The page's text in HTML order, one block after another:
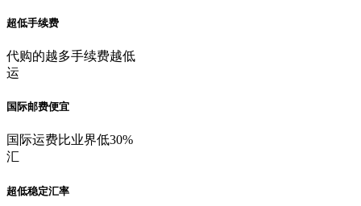
超低手续费
代购的越多手续费越低
运
国际邮费便宜
国际运费比业界低30%
汇
超低稳定汇率